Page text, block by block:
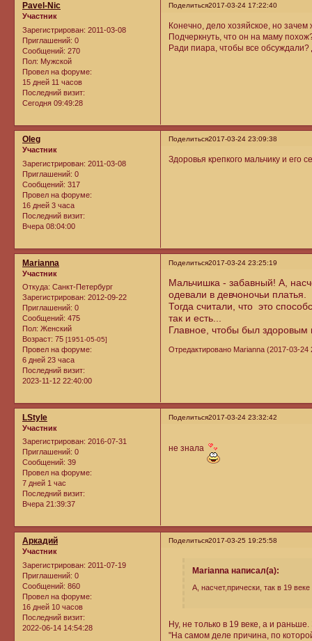
Поделиться2017-03-24 17:22:40
Pavel-Nic
Участник
Зарегистрирован: 2011-03-08
Приглашений: 0
Сообщений: 270
Пол: Мужской
Провел на форуме:
15 дней 11 часов
Последний визит:
Сегодня 09:49:28
Конечно, дело хозяйское, но зачем
Подчеркнуть, что он на маму
Ради пиара, чтобы все
Поделиться2017-03-24 23:09:38
Oleg
Участник
Зарегистрирован: 2011-03-08
Приглашений: 0
Сообщений: 317
Провел на форуме:
16 дней 3 часа
Последний визит:
Вчера 08:04:00
Здоровья крепкого мальчику и его
Поделиться2017-03-24 23:25:19
Marianna
Участник
Откуда: Санкт-Петербург
Зарегистрирован: 2012-09-22
Приглашений: 0
Сообщений: 475
Пол: Женский
Возраст: 75 [1951-05-05]
Провел на форуме:
6 дней 23 часа
Последний визит:
2023-11-12 22:40:00
Мальчишка - забавный! А,
одевали в девчоночьи платья.
Тогда считали, что это
так и есть...
Главное, чтобы был
Отредактировано Marianna (2017-03-24
Поделиться2017-03-24 23:32:42
LStyle
Участник
Зарегистрирован: 2016-07-31
Приглашений: 0
Сообщений: 39
Провел на форуме:
7 дней 1 час
Последний визит:
Вчера 21:39:37
не знала
Поделиться2017-03-25 19:25:58
Аркадий
Участник
Зарегистрирован: 2011-07-19
Приглашений: 0
Сообщений: 860
Провел на форуме:
16 дней 10 часов
Последний визит:
2022-06-14 14:54:28
Marianna написал(а):
А, насчет,прически, так в 19
Ну, не только в 19 веке, а и
"На самом деле причина, по